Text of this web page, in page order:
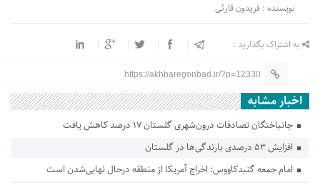
نویسنده : فریدون قارئی
به اشتراک بگذارید :
https://akhbaregonbad.ir/?p=12330
اخبار مشابه
جانباختگان تصادفات درون‌شهری گلستان ۱۷ درصد کاهش یافت
افزایش ۵۳ درصدی بارندگی‌ها در گلستان
امام جمعه گنبدکاووس: اخراج آمریکا از منطقه درحال نهایی‌شدن است